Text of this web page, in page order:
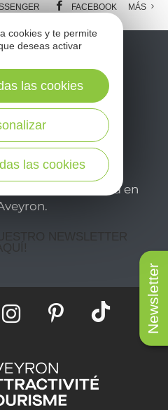
Newsletter
FACEBOOK MÁS
se pierda nuestro
newsletter y
inspirar para
de su estancia en
NEWSLETTER
cookies y te permite
deseas activar
las cookies
las cookies